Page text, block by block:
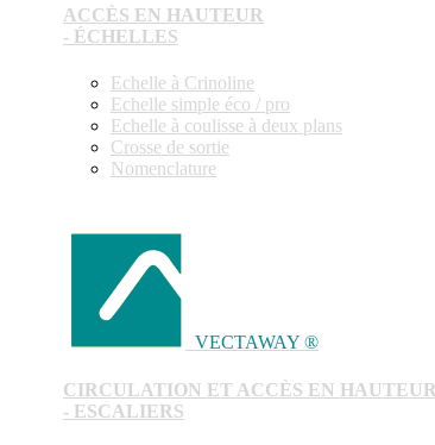
ACCÈS EN HAUTEUR
- ÉCHELLES
Echelle à Crinoline
Echelle simple éco / pro
Echelle à coulisse à deux plans
Crosse de sortie
Nomenclature
VECTAWAY ®
CIRCULATION ET ACCÈS EN HAUTEUR
- ESCALIERS